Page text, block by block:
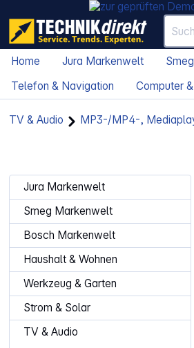
Home Jura Markenwelt
Telefon & Navigation
Computer
TV & Audio MP3-/MP4-,
Jura Markenwelt
Smeg Markenwelt
Bosch Markenwelt
Haushalt & Wohnen
Werkzeug & Garten
Strom & Solar
TV & Audio